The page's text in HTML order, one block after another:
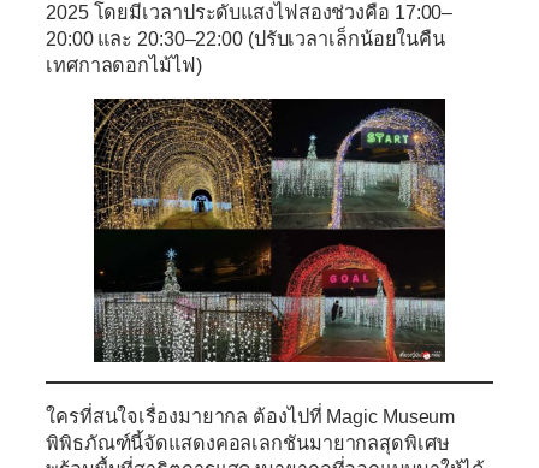
2025โดยมีเวลาประดับแสงไฟสองช่วงคือ 17:00–
20:00และ 20:30–22:00(ปรับเวลาเล็กน้อยในคืน
เทศกาลดอกไม้ไฟ)
ใครที่สนใจเรื่องมายากล ต้องไปที่ Magic Museum
พิพิธภัณฑ์นี้จัดแสดงคอลเลกชันมายากลสุดพิเศษ